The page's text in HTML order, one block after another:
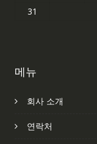
31
메뉴
회사 소개
연락처